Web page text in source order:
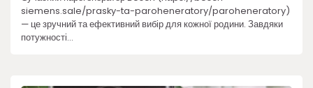
siemens.sale/prasky-ta-paroheneratory/paroheneratory)
— це зручний та ефективний вибір для кожної родини. Завдяки
потужності…